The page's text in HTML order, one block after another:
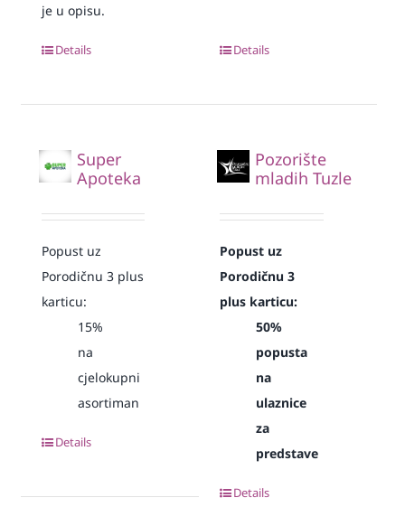
je u opisu.
Details Details
Super
Apoteka
Popust uz
Porodičnu 3 plus
karticu:
15%
na
cjelokupni
asortiman
Details
Pozorište
mladih Tuzle
Popust uz
Porodičnu 3
plus karticu:
50%
popusta
na
ulaznice
za
predstave
Details